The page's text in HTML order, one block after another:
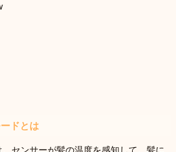
ドとは
センサーが髪の温度を感知して、髪に